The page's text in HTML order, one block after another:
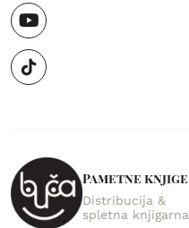
Pametne knjige
Distribucija &
spletna knjigarna